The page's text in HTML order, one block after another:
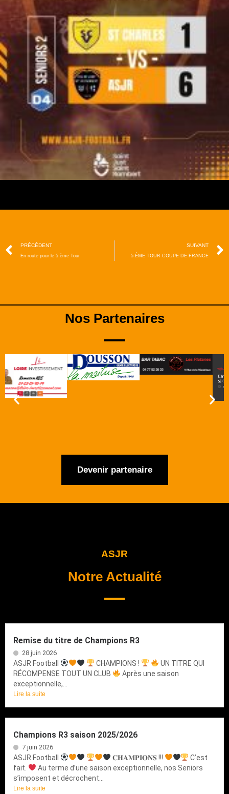
PRÉCÉDENT
En route pour le 5 ème Tour
SUIVANT
5 ÈME TOUR COUPE DE FRANCE
Nos Partenaires
Devenir partenaire
ASJR
Notre Actualité
Remise du titre de Champions R3
28 juin 2026
ASJR Football CHAMPIONS !
UN TITRE QUI
RÉCOMPENSE TOUT UN CLUB
Après une saison
exceptionnelle,...
Lire la suite
Champions R3 saison 2025/2026
7 juin 2026
ASJR Football 𝐂𝐇𝐀𝐌𝐏𝐈𝐎𝐍𝐒 !!!
C’est
fait.
Au terme d’une saison exceptionnelle, nos Seniors
s’imposent et décrochent...
Lire la suite